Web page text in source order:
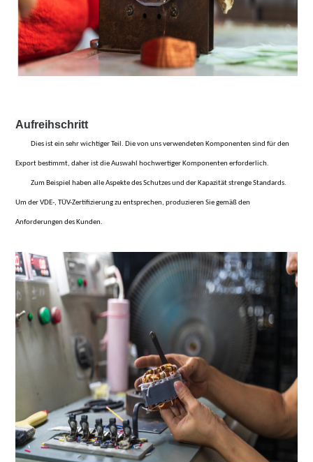
Aufreihschritt
Dies ist ein sehr wichtiger Teil. Die von uns verwendeten Komponenten sind für den
Export bestimmt, daher ist die Auswahl hochwertiger Komponenten erforderlich.
Zum Beispiel haben alle Aspekte des Schutzes und der Kapazität strenge Standards.
Um der VDE-, TÜV-Zertifizierung zu entsprechen, produzieren Sie gemäß den
Anforderungen des Kunden.